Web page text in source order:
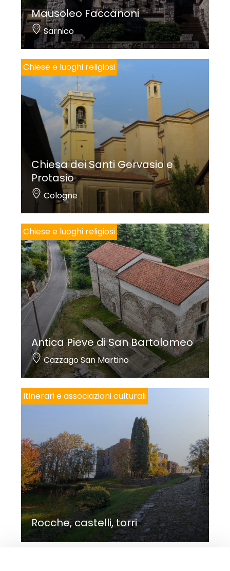
Mausoleo Faccanoni
Sarnico
Chiese e luoghi religiosi
Chiesa dei Santi Gervasio e
Protasio
Cologne
Chiese e luoghi religiosi
Antica Pieve di San Bartolomeo
Cazzago San Martino
Itinerari e associazioni culturali
Rocche, castelli, torri